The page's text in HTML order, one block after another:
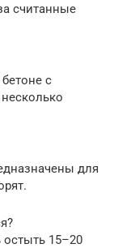
считанные
с
для
15–20